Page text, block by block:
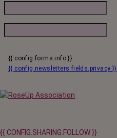
{{ config.forms.info }}
{{ config.newsletters.fields.privacy }}
{{ CONFIG.SHARING.FOLLOW }}